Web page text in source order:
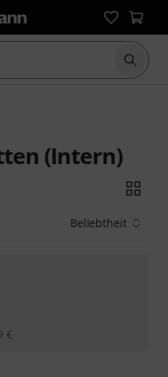
Suche
(Intern)
Beliebtheit
€